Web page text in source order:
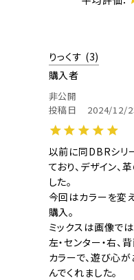
りっくす 3
購入者
非公開
投稿日
2024/12/
以前に同DBRシリ
ており、デザイン、
した。
今回はカラーを変
購入。
ミックスは画像で
左・センター・右、
カラーで、遊び心
んでくれました。